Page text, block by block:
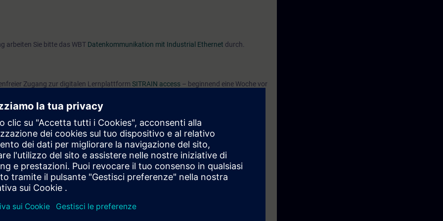
arbeiten Sie bitte das WBT Datenkommunikation mit Industrial Ethernet durch.
Zugang zur digitalen Lernplattform SITRAIN access – beginnend eine Woche vor
Sie sowohl die Inhalte dieses Learning Events vertiefen oder wiederholen als auch
weiterbilden.
die Zertifizierung "Siemens Certified Professional for Industrial Networks -
legen Sie am letzten Tag des Qualifizierungs-Moduls eine freiwillige Prüfung ab.
späteren Zeitpunkt abgelegt werden.